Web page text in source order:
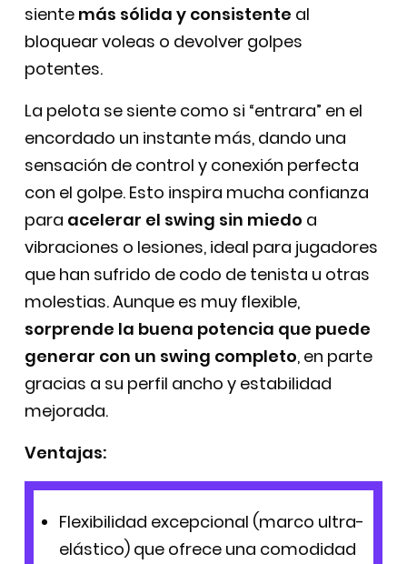
siente más sólida y consistente al
bloquear voleas o devolver golpes
potentes.
La pelota se siente como si “entrara” en el
encordado un instante más, dando una
sensación de control y conexión perfecta
con el golpe. Esto inspira mucha confianza
para acelerar el swing sin miedo a
vibraciones o lesiones, ideal para jugadores
que han sufrido de codo de tenista u otras
molestias. Aunque es muy flexible,
sorprende la buena potencia que puede
generar con un swing completo, en parte
gracias a su perfil ancho y estabilidad
mejorada.
Ventajas:
Flexibilidad excepcional (marco ultra-
elástico) que ofrece una comodidad